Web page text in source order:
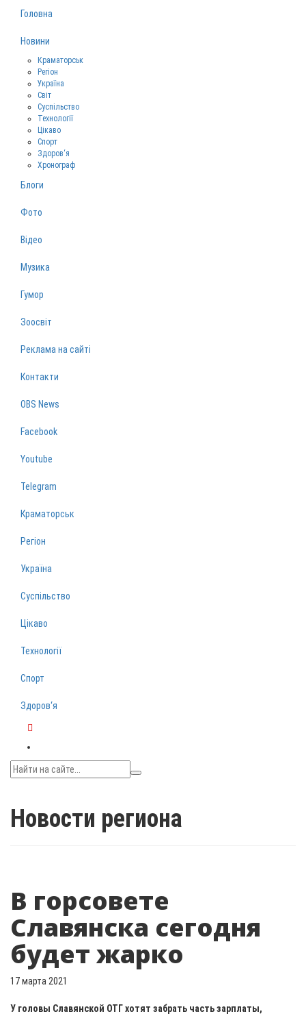
Головна
Новини
Краматорськ
Регіон
Україна
Світ
Суспільство
Технології
Цікаво
Спорт
Здоров‘я
Хронограф
Блоги
Фото
Відео
Музика
Гумор
Зоосвіт
Реклама на сайті
Контакти
OBS News
Facebook
Youtube
Telegram
Краматорськ
Регіон
Україна
Суспільство
Цікаво
Технології
Спорт
Здоров‘я
Новости региона
В горсовете
Славянска сегодня
будет жарко
17 марта 2021
У головы Славянской ОТГ хотят забрать часть зарплаты,